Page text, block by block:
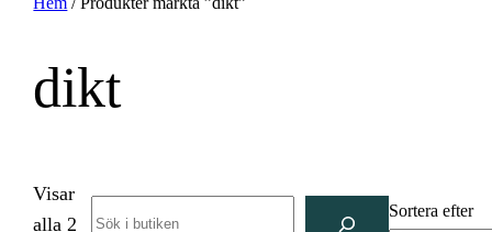
dikt
Visar
alla 2
Sortera efter